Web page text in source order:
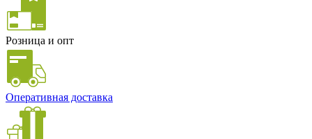
Розница и опт
Оперативная доставка